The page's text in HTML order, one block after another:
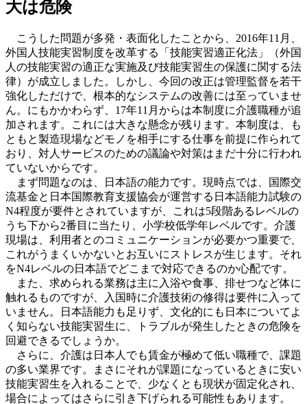
大は危険
こうした問題が多発・表面化したことから、2016年11月、
外国人技能実習制度を改革する「技能実習適正化法」（外国
人の技能実習の適正な実施及び技能実習生の保護に関する法
律）が成立しました。しかし、今回の改正は管理監督を若干
強化しただけで、根本的なシステムの改善には至っていませ
ん。にもかかわらず、17年11月からは本制度に介護職種が追
加されます。これには大きな懸念が残ります。本制度は、も
ともと製造現場などモノを相手にする仕事を前提に作られて
おり、対人サービスのための議論や対策はまだ十分に行われ
ていないからです。
まず問題なのは、日本語の能力です。現時点では、国際交
流基金と日本国際教育支援協会が運営する日本語能力試験の
N4程度が要件とされていますが、これは5段階あるレベルの
うち下から2番目に当たり、小学校低学年レベルです。介護
現場は、利用者とのコミュニケーションが必要かつ重要で、
これがうまくいかないとお互いにストレスが生じます。それ
をN4レベルの日本語でどこまで対応できるのか心配です。
また、求められる業務は主に入浴や食事、排せつなど体に
触れるものですが、入国時に介護技術の修得は要件に入って
いません。日本語能力も足りず、文化的にも日本についてよ
く知らない技能実習生に、トラブルが発生したときの危険を
回避できるでしょうか。
さらに、介護は日本人でも賃金が極めて低い職種で、課題
の多い業界です。まさにそれが課題になっているときに安い
技能実習生を入れることで、少なくとも現状が固定化され、
場合によってはさらに引き下げられる可能性もあります。